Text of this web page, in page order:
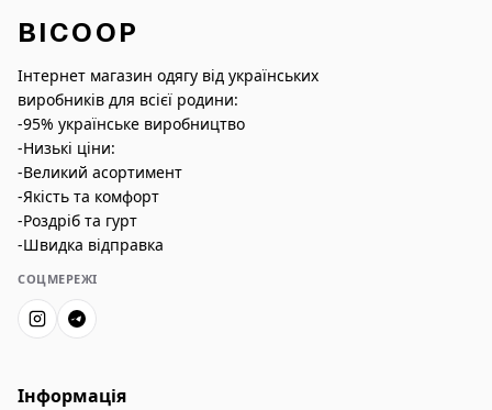
BICOOP
Інтернет магазин одягу від українських
виробників для всієї родини:
-95% українське виробництво
-Низькі ціни:
-Великий асортимент
-Якість та комфорт
-Роздріб та гурт
-Швидка відправка
СОЦМЕРЕЖІ
Інформація